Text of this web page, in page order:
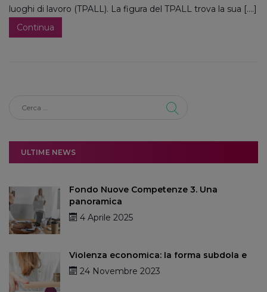
luoghi di lavoro (TPALL). La figura del TPALL trova la sua [....]
Continua
ULTIME NEWS
Fondo Nuove Competenze 3. Una
panoramica
4 Aprile 2025
Violenza economica: la forma subdola e
24 Novembre 2023